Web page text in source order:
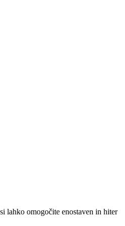
lahko omogočite enostaven in hiter